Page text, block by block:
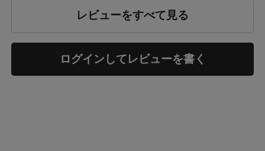
レビューをすべて見る
ログインしてレビューを書く